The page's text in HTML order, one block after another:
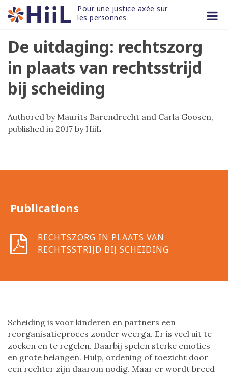
Skip
to
Pour une justice axée sur
les personnes
De uitdaging: rechtszorg
in plaats van rechtsstrijd
bij scheiding
Authored by Maurits Barendrecht and Carla Goosen,
published in 2017 by HiiL
Publications
RECHTSZORG IN PLAATS VAN
RECHTSSTRIJD BIJ SCHEIDING
Scheiding is voor kinderen en partners een
reorganisatieproces zonder weerga. Er is veel uit te
zoeken en te regelen. Daarbij spelen sterke emoties
en grote belangen. Hulp, ordening of toezicht door
een rechter zijn daarom nodig. Maar er wordt breed